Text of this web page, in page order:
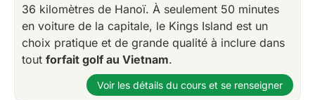
36 kilomètres de Hanoï. À seulement 50 minutes
en voiture de la capitale, le Kings Island est un
choix pratique et de grande qualité à inclure dans
tout forfait golf au Vietnam.
Voir les détails du cours et se renseigner